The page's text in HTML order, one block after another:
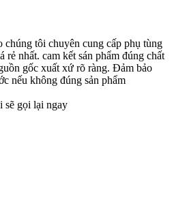
chúng tôi chuyên cung cấp phụ tùng
rẻ nhất. cam kết sán phẩm đúng chất
gốc xuất xứ rõ ràng. Đảm bảo
nếu không đúng sản phẩm
sẽ gọi lại ngay